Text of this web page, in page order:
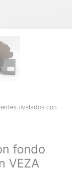
ovalados con
fondo
VEZA